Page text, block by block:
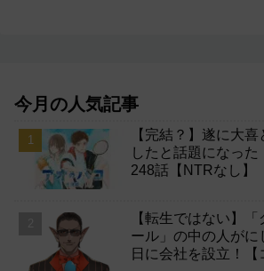
今月の人気記事
【完結？】遂に大
したと話題になった
248話【NTRなし】
【転生ではない】
ール」の中の人がに
日に会社を設立！【